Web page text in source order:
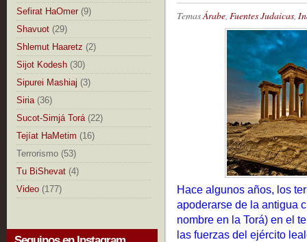
Sefirat HaOmer (9)
Shavuot (29)
Shlemut Haaretz (2)
Sijot Kodesh (30)
Sipurei Mashiaj (3)
Siria (36)
Sucot-Simjá Torá (22)
Tejíat HaMetim (16)
Terrorismo (53)
Tu BiShevat (4)
Video (177)
TemasÁrabe, Fuentes Judaicas,
Hace algunos años, los
apoderarse de la antigua
nombre en la Torá) en el
las fuerzas del ejército